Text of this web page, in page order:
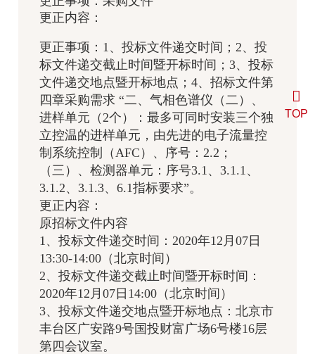
更正内容：
更正事项：1、投标文件递交时间；2、投
标文件递交截止时间暨开标时间；3、投标
文件递交地点暨开标地点；4、招标文件第
四章采购需求 “二、气相色谱仪 （二）、
进样单元（2个）：最多可同时安装三个独
立控温的进样单元，由先进的电子流量控
制系统控制（AFC）、序号：2.2；
（三）、检测器单元：序号3.1、3.1.1、
3.1.2、3.1.3、6.1指标要求”。
更正内容：
原招标文件内容
1、投标文件递交时间：2020年12月07日
13:30-14:00（北京时间）
2、投标文件递交截止时间暨开标时间：
2020年12月07日14:00（北京时间）
3、投标文件递交地点暨开标地点：北京市
丰台区广安路9号国投财富广场6号楼16层
第四会议室。
TOP